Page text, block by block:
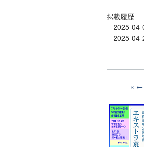
掲載履歴
2025-04-
2025-04-
←